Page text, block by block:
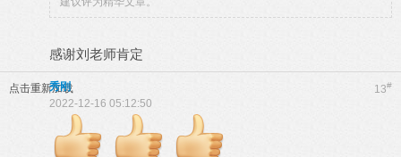
感谢刘老师肯定
点击重新加载 13#
秀刚
2022-12-16 05:12:50